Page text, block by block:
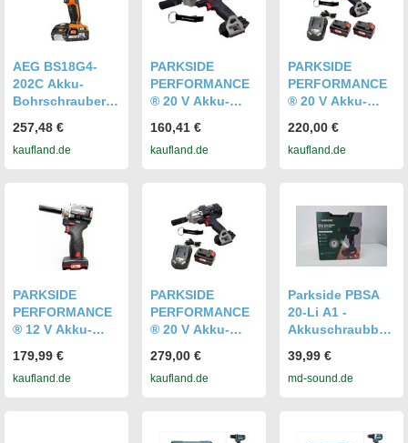
AEG BS18G4-
202C Akku-
Bohrschrauber
Akku 2,0 Ah und
Ladegerät
257,48 €
kaufland.de
PARKSIDE
PERFORMANCE
® 20 V Akku-
uber PASSP 20-Li
/ 1⁄2″ / 1356 Nm /
160,41 €
kaufland.de
PARKSIDE
PERFORMANCE
® 20 V Akku-
uber PASSP 20-Li
/ 1⁄2″ / inkl. 2
220,00 €
kaufland.de
PARKSIDE
PERFORMANCE
® 12 V Akku-
uber PPDSSA 12-
Li / inkl. Akku
179,99 €
kaufland.de
PARKSIDE
PERFORMANCE
® 20 V Akku-
uber PASSP 20-Li
/ 1⁄2″ / inkl. Akku
279,00 €
kaufland.de
Parkside PBSA
20-Li A1 -
Akkuschraubboh
39,99 €
md-sound.de